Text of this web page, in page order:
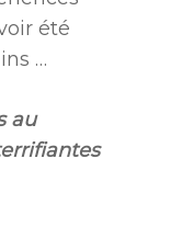
été
…
au